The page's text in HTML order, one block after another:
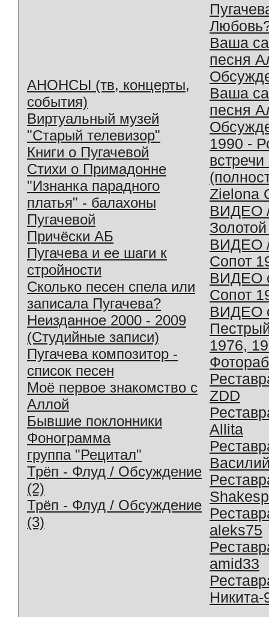
АНОНСЫ (тв, концерты,
события)
Виртуальный музей
"Старый телевизор"
Книги о Пугачевой
Стихи о Примадонне
"Изнанка парадного
платья" - балахоны
Пугачевой
Причёски АБ
Пугачева и ее шаги к
стройности
Сколько песен спела или
записала Пугачева?
Неизданное 2000 - 2009
(Студийные записи)
Пугачева композитор -
список песен
Моё первое знакомство с
Аллой
Бывшие поклонники
Фонограмма
группа "Рецитал"
Трёп - Флуд / Обсуждение
(2)
Трёп - Флуд / Обсуждение
(3)
Ваша
песня
Ваша
песня
1990 -
Zielona
ВИДЕО
ВИДЕО
Сопот
ВИДЕО
Сопот
ВИДЕО
1976,
ZDD
Allita
aleks75
amid33
Никита-